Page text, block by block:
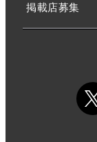
掲載店募集